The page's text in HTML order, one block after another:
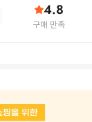
4.8
구매 만족